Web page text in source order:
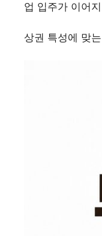
업 입주가 이어
상권 특성에 맞는